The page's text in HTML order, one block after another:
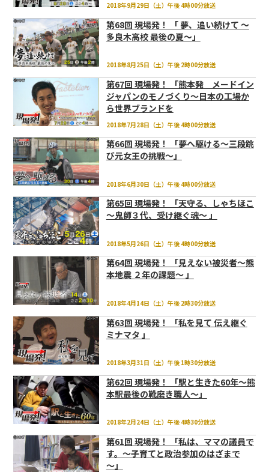
2018年9月29日（土）午後 4時00分放送
第68回 現場発！ 「 夢、追い続けて ～
多良木高校 最後の夏～」
2018年8月25日（土）午後 2時00分放送
第67回 現場発！ 「熊本発 メードイン
ジャパンのモノづくり～日本の工場か
ら世界ブランドを
2018年7月28日（土）午後 4時00分放送
第66回 現場発！ 「夢へ駆ける～三段跳
び元女王の挑戦～」
2018年6月30日（土）午後 4時00分放送
第65回 現場発！ 「天守る、しゃちほこ
～鬼師３代、受け継ぐ魂～ 」
2018年5月26日（土）午後 4時00分放送
第64回 現場発！ 「見えない被災者～熊
本地震 ２年の課題～ 」
2018年4月14日（土）午後 2時30分放送
第63回 現場発！ 「私を見て 伝え継ぐ
ミナマタ 」
2018年3月31日（土）午後 1時30分放送
第62回 現場発！ 「駅と生きた60年～熊
本駅最後の靴磨き職人～」
2018年2月24日（土）午後 4時30分放送
第61回 現場発！ 「私は、ママの議員で
す。～子育てと政治参加のはざまで
～」